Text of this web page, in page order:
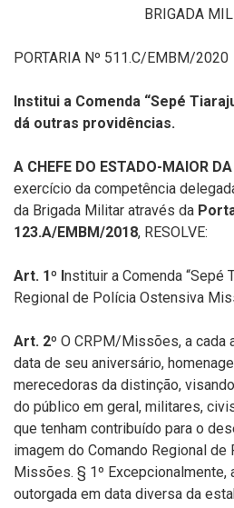
BRIGADA
PORTARIA Nº 511.C/EMBM/2020
Institui a Comenda “Sepé
dá outras providências.
A CHEFE DO ESTADO-MAIOR
exercício da competência
da Brigada Militar através da
123.A/EMBM/2018, RESOLVE:
Art. 1º Instituir a Comenda “Sepé
Regional de Polícia Ostensiva
Art. 2º O CRPM/Missões, a cada
data de seu aniversário,
merecedoras da distinção,
do público em geral, militares,
que tenham contribuído para o
imagem do Comando Regional
Missões. § 1º Excepcionalmente,
outorgada em data diversa da